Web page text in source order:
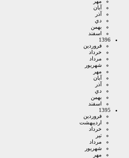
آبان
آذر
دي
بهمن
اسفند
1396
فروردين
خرداد
مرداد
شهريور
مهر
آبان
آذر
دي
بهمن
اسفند
1395
فروردين
ارديبهشت
خرداد
تير
مرداد
شهريور
مهر